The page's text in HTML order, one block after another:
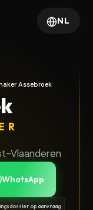
NL
Assebroek
Vlaanderen
WhatsApp
op aanvraag